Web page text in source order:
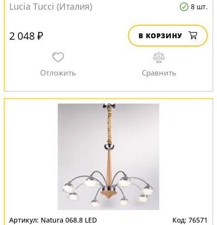
Lucia Tucci (Италия) 8 шт.
2 048 ₽ В КОРЗИНУ
Natura 068.8 LED 76571